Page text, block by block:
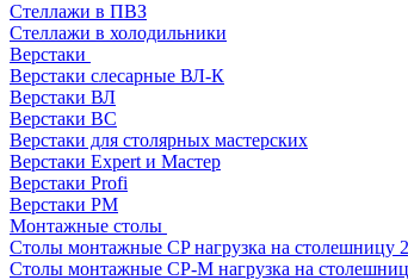
Стеллажи в ПВЗ
Стеллажи в холодильники
Верстаки
Верстаки слесарные ВЛ-К
Верстаки ВЛ
Верстаки ВС
Верстаки для столярных мастерских
Верстаки Expert и Мастер
Верстаки Profi
Верстаки РМ
Монтажные столы
Столы монтажные СP нагрузка на столешницу
Столы монтажные СР-М нагрузка на